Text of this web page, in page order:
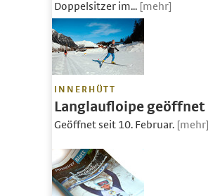
Doppelsitzer im... [mehr]
INNERHÜTT
Langlaufloipe geöffnet
Geöffnet seit 10. Februar. [mehr]